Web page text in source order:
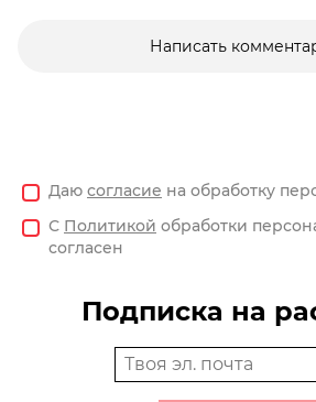
Написать
Даю согласие на обработку
С Политикой обработки
согласен
Подписка на